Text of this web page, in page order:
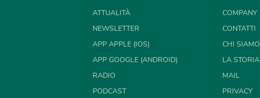
ATTUALITÀ
NEWSLETTER
APP APPLE (IOS)
APP GOOGLE (ANDROID)
RADIO
PODCAST
COMPANY
CONTATTI
CHI SIAMO
LA STORIA
MAIL
PRIVACY